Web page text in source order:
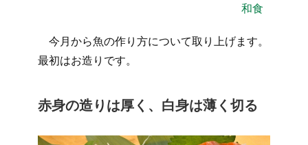
和食
今月から魚の作り方について取り上げます。
最初はお造りです。
赤身の造りは厚く、白身は薄く切る